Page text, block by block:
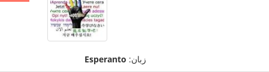
زبان: Esperanto